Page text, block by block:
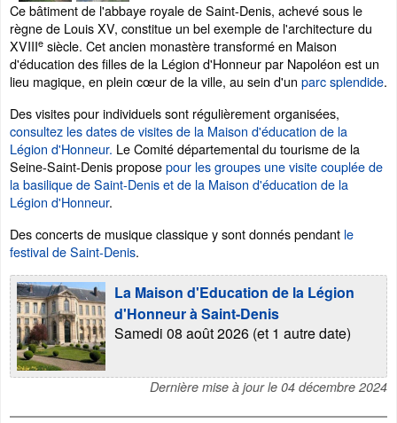
Ce bâtiment de l'abbaye royale de Saint-Denis, achevé sous le
règne de Louis XV, constitue un bel exemple de l'architecture du
XVIIIe siècle. Cet ancien monastère transformé en Maison
d'éducation des filles de la Légion d'Honneur par Napoléon est un
lieu magique, en plein cœur de la ville, au sein d'un parc splendide.
Des visites pour individuels sont régulièrement organisées,
consultez les dates de visites de la Maison d'éducation de la
Légion d'Honneur. Le Comité départemental du tourisme de la
Seine-Saint-Denis proposepour les groupes une visite couplée de
la basilique de Saint-Denis et de la Maison d'éducation de la
Légion d'Honneur.
Des concerts de musique classique y sont donnés pendant le
festival de Saint-Denis.
La Maison d'Education de la Légion
d'Honneur à Saint-Denis
Samedi 08 août 2026 (et 1 autre date)
Dernière mise à jour le 04 décembre 2024